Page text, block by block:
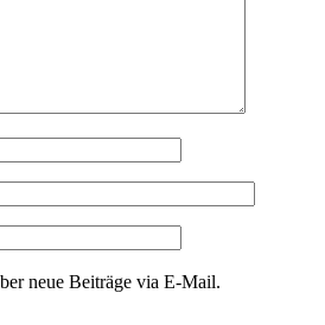
neue Beiträge via E-Mail.